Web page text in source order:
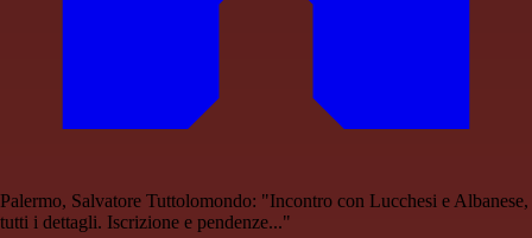
Palermo, Salvatore Tuttolomondo: "Incontro con Lucchesi e Albanese,
tutti i dettagli. Iscrizione e pendenze..."